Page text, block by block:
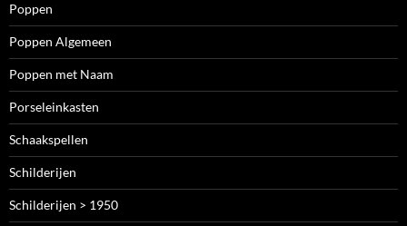
Poppen
Poppen Algemeen
Poppen met Naam
Porseleinkasten
Schaakspellen
Schilderijen
Schilderijen > 1950